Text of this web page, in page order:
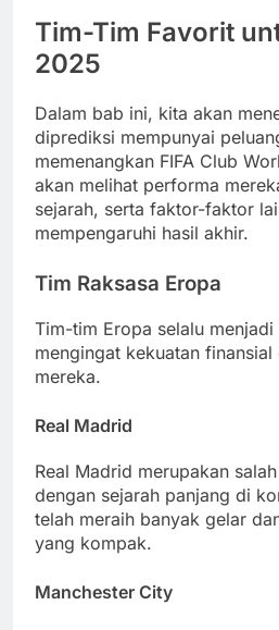
Tim-Tim Favorit
2025
Dalam bab ini, kita akan
diprediksi mempunyai
memenangkan FIFA Club
akan melihat performa
sejarah, serta faktor-faktor
mempengaruhi hasil akhir.
Tim Raksasa Eropa
Tim-tim Eropa selalu
mengingat kekuatan
mereka.
Real Madrid
Real Madrid merupakan
dengan sejarah panjang di
telah meraih banyak gelar
yang kompak.
Manchester City